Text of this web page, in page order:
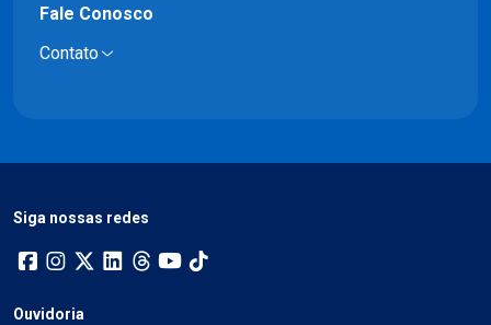
Fale Conosco
Contato
Siga nossas redes
Ouvidoria